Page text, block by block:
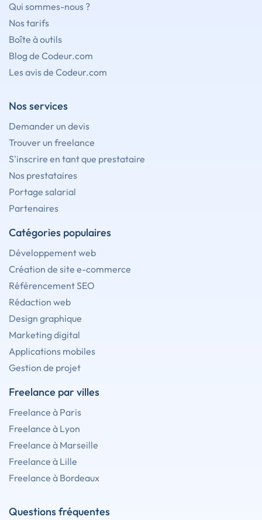
Qui sommes-nous ?
Nos tarifs
Boîte à outils
Blog de Codeur.com
Les avis de Codeur.com
Nos services
Demander un devis
Trouver un freelance
S'inscrire en tant que prestataire
Nos prestataires
Portage salarial
Partenaires
Catégories populaires
Développement web
Création de site e-commerce
Référencement SEO
Rédaction web
Design graphique
Marketing digital
Applications mobiles
Gestion de projet
Freelance par villes
Freelance à Paris
Freelance à Lyon
Freelance à Marseille
Freelance à Lille
Freelance à Bordeaux
Questions fréquentes